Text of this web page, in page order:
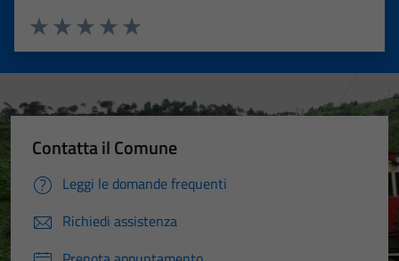
Valuta 5 stelle su 5
Valuta 4 stelle su 5
Valuta 3 stelle su 5
Valuta 2 stelle su 5
Valuta 1 stelle su 5
Contatta il Comune
Leggi le domande frequenti
Richiedi assistenza